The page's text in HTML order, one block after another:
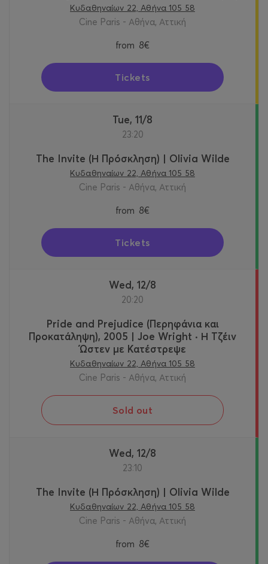
Κυδαθηναίων 22, Αθήνα 105 58
Cine Paris - Αθήνα, Αττική
from 8€
Tickets
Tue, 11/8
23:20
The Invite (Η Πρόσκληση) | Olivia Wilde
Κυδαθηναίων 22, Αθήνα 105 58
Cine Paris - Αθήνα, Αττική
from 8€
Tickets
Wed, 12/8
20:20
Pride and Prejudice (Περηφάνια και
Προκατάληψη), 2005 | Joe Wright · Η Τζέιν
Ώστεν με Κατέστρεψε
Κυδαθηναίων 22, Αθήνα 105 58
Cine Paris - Αθήνα, Αττική
Sold out
Wed, 12/8
23:10
The Invite (Η Πρόσκληση) | Olivia Wilde
Κυδαθηναίων 22, Αθήνα 105 58
Cine Paris - Αθήνα, Αττική
from 8€